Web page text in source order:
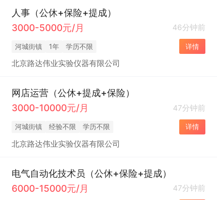
人事（公休+保险+提成）
3000-5000元/月
46分钟前
河城街镇 1年 学历不限 详情
北京路达伟业实验仪器有限公司
网店运营（公休+提成+保险）
3000-10000元/月
47分钟前
河城街镇 经验不限 学历不限 详情
北京路达伟业实验仪器有限公司
电气自动化技术员（公休+保险+提成）
6000-15000元/月
47分钟前